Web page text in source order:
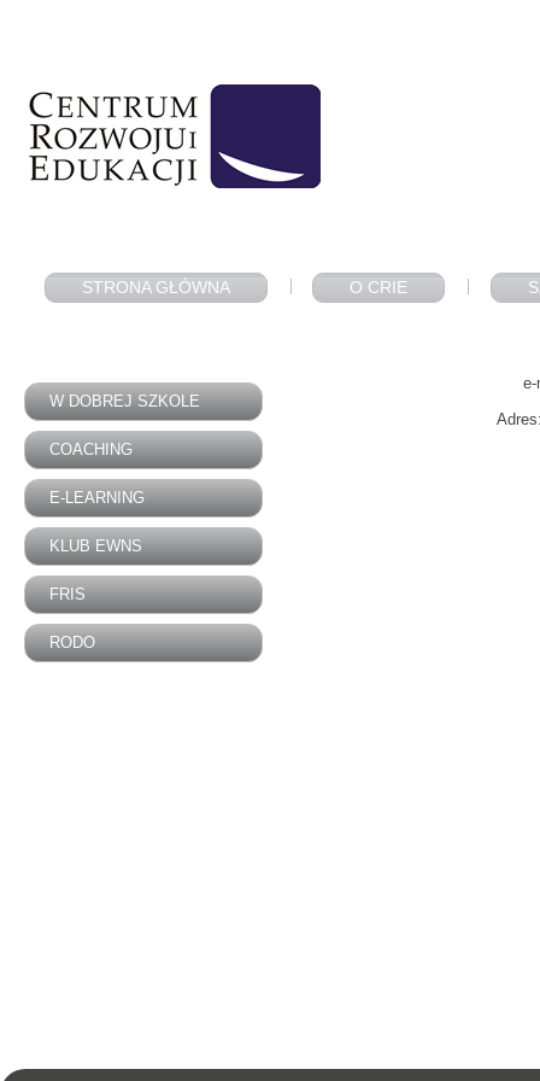
STRONA GŁÓWNA O CRIE
W DOBREJ SZKOLE
COACHING
E-LEARNING
KLUB EWNS
FRIS
RODO